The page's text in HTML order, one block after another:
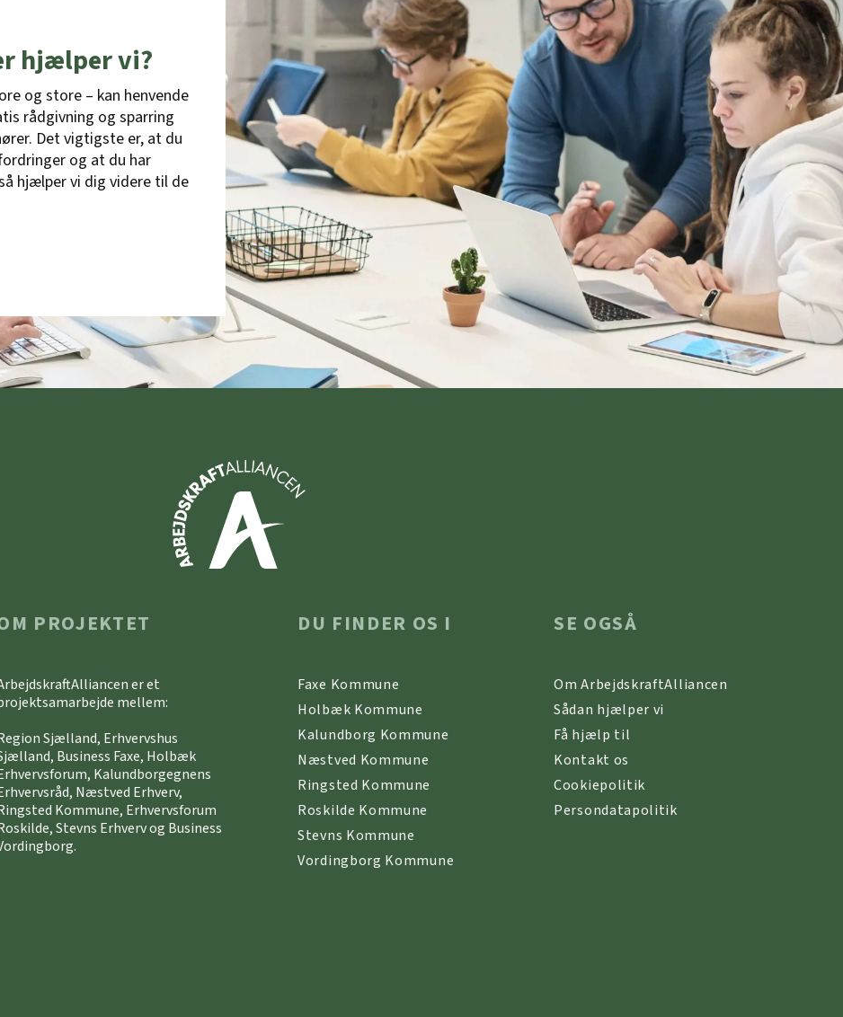
hjælper vi?
og store – kan henvende
rådgivning og sparring
Det vigtigste er, at du
og at du har
hjælper vi dig videre til de
PROJEKTET
er et
mellem:
Sjælland, Erhvervshus
Business Faxe, Holbæk
Kalundborgegnens
Næstved Erhverv,
Kommune, Erhvervsforum
Stevns Erhverv og Business
DU FINDER OS I
Faxe Kommune
Holbæk Kommune
Kalundborg Kommune
Næstved Kommune
Ringsted Kommune
Roskilde Kommune
Stevns Kommune
Vordingborg Kommune
SE OGSÅ
Om ArbejdskraftAlliancen
Sådan hjælper vi
Få hjælp til
Kontakt os
Cookiepolitik
Persondatapolitik